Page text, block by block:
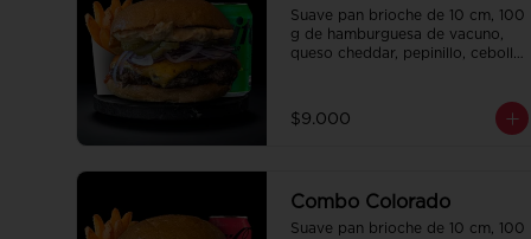
Suave pan brioche de 10 cm, 100
g de hamburguesa de vacuno,
queso cheddar, pepinillo, cebolla,
salsa de la casa de regalo a
elección y una bebida de 350 cc
$9.000
Combo Colorado
Suave pan brioche de 10 cm, 100